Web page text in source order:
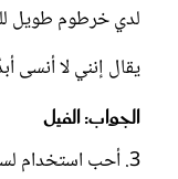
لدي خرطوم طويل
يقال إنني لا أنسى
الجواب: الفيل
3. أحب استخدام لساني الطويل